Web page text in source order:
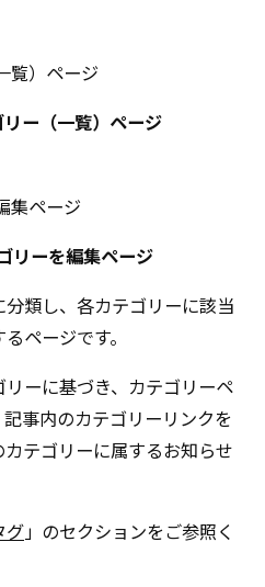
ー（一覧）ページ
リーを編集ページ
類し、各カテゴリーに該当
ページです。
ーに基づき、カテゴリーペ
事内のカテゴリーリンクを
テゴリーに属するお知らせ
グ」のセクションをご参照く